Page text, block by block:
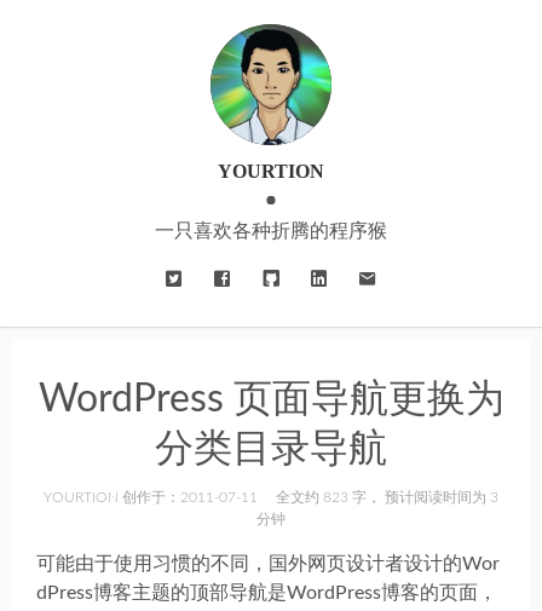
YOURTION
一只喜欢各种折腾的程序猴
WordPress 页面导航更换为
分类目录导航
YOURTION 创作于：2011-07-11 全文约 823 字， 预计阅读时间为 3
分钟
可能由于使用习惯的不同，国外网页设计者设计的Wor
dPress博客主题的顶部导航是WordPress博客的页面，